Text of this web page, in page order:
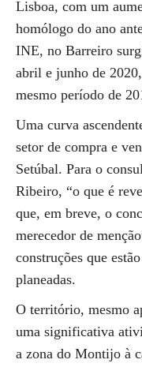
Lisboa, com um
homólogo do ano
INE, no Barreiro
abril e junho de
mesmo período de
Uma curva
setor de compra e
Setúbal. Para o
Ribeiro, “o que é
que, em breve, o
merecedor de
construções que
planeadas.
O território, mesmo
uma significativa
a zona do Montijo à